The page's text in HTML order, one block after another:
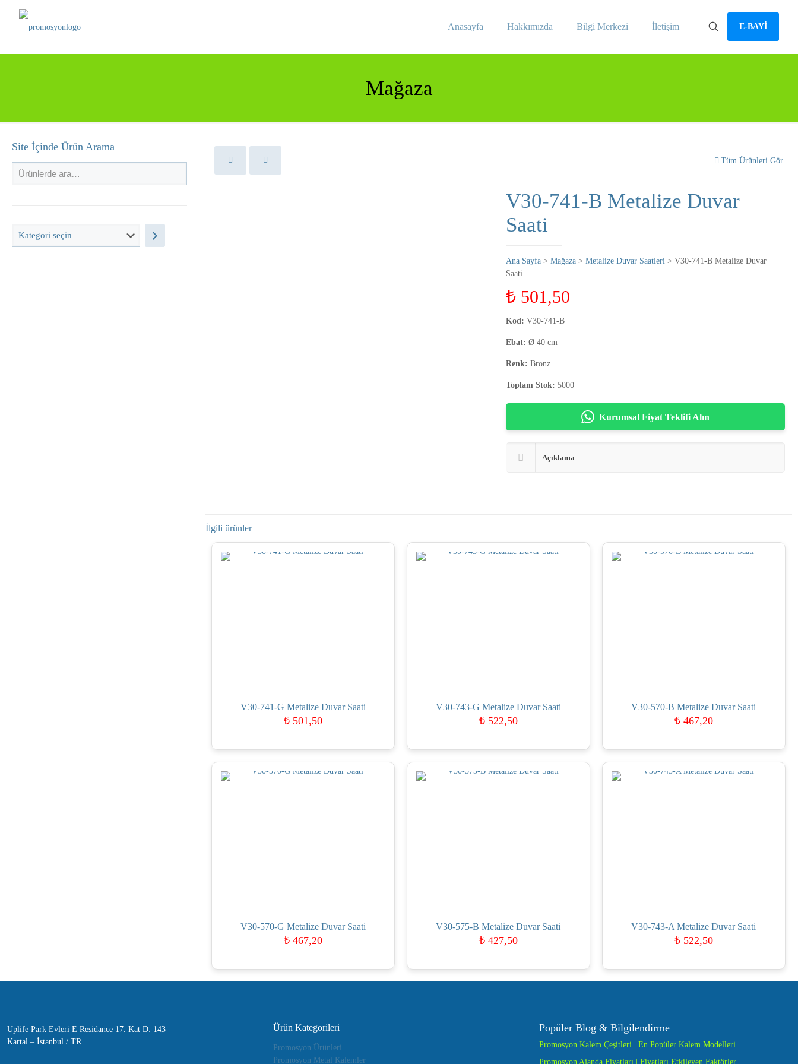
Anasayfa Hakkımızda Bilgi Merkezi İletişim E-BAYİ
Mağaza
Tüm Ürünleri Gör
V30-741-B Metalize Duvar
Saati
Ana Sayfa > Mağaza > Metalize Duvar Saatleri > V30-741-B Metalize Duvar
Saati
₺ 501,50
Kod: V30-741-B
Ebat: Ø 40 cm
Renk: Bronz
Toplam Stok: 5000
Kurumsal Fiyat Teklifi Alın
Açıklama
İlgili ürünler
V30-741-G Metalize Duvar Saati
₺501,50
V30-743-G Metalize Duvar Saati
₺522,50
V30-570-B Metalize Duvar Saati
₺467,20
V30-570-G Metalize Duvar Saati
₺467,20
V30-575-B Metalize Duvar Saati
₺427,50
V30-743-A Metalize Duvar Saati
₺522,50
Site İçinde Ürün Arama
Kategori
Uplife Park Evleri E Residance 17. Kat D: 143
Kartal – İstanbul / TR
Ürün Kategorileri
Promosyon Ürünleri
Promosyon Metal Kalemler
Popüler Blog & Bilgilendirme
Promosyon Kalem Çeşitleri | En Popüler Kalem Modelleri
Promosyon Ajanda Fiyatları | Fiyatları Etkileyen Faktörler